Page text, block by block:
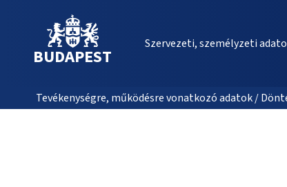
BUDAPEST
Szervezeti, személyzeti
Tevékenységre, működésre vonatkozó adatok /